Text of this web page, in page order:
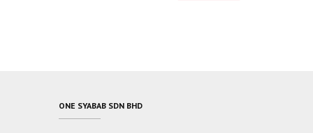
ONE SYABAB SDN BHD